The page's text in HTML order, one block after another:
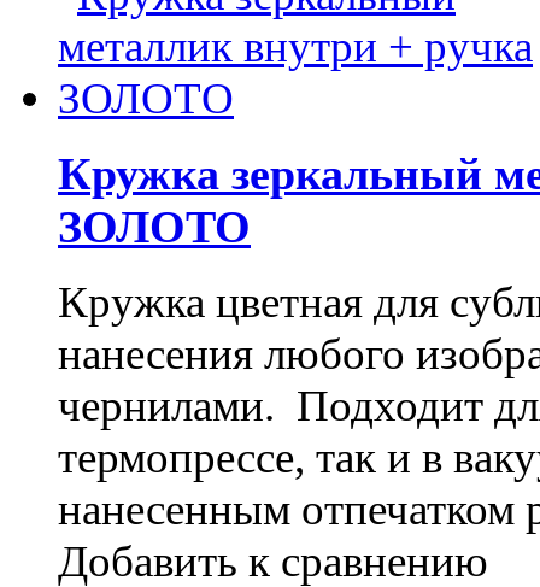
Кружка зеркальный
ЗОЛОТО
Кружка цветная для
нанесения любого
чернилами. Подходит
термопрессе, так и в
нанесенным
Добавить к сравнению